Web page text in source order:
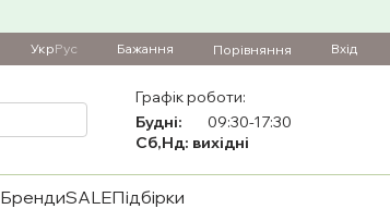
УкрРус Бажання Порівняння Вхід
Графік роботи:
Будні:
09:30-17:30
Сб,Нд: вихідні
БрендиSALEПідбірки